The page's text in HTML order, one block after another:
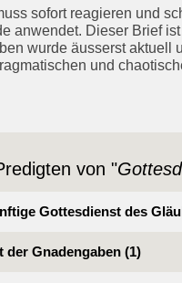
sofort reagieren und
anwendet. Dieser Brief
wurde äusserst aktuell
und
von "
Gottesdienst des
der Gnadengaben (1)